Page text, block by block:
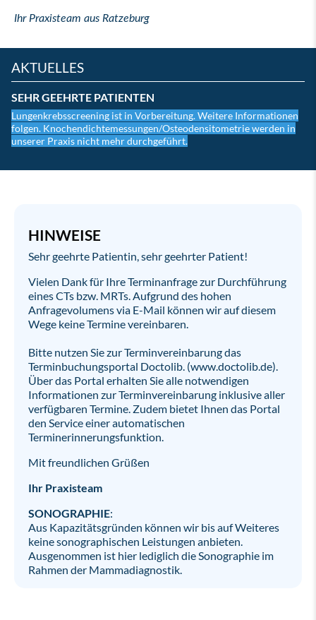
Ihr Praxisteam aus Ratzeburg
AKTUELLES
11.09.2025 08:24
SEHR GEEHRTE PATIENTEN
Lungenkrebsscreening ist in Vorbereitung. Weitere Informationen
folgen. Knochendichtemessungen/Osteodensitometrie werden in
unserer Praxis nicht mehr durchgeführt.
HINWEISE
Sehr geehrte Patientin, sehr geehrter Patient!
Vielen Dank für Ihre Terminanfrage zur Durchführung
eines CTs bzw. MRTs. Aufgrund des hohen
Anfragevolumens via E-Mail können wir auf diesem
Wege keine Termine vereinbaren.
Bitte nutzen Sie zur Terminvereinbarung das
Terminbuchungsportal Doctolib. (www.doctolib.de).
Über das Portal erhalten Sie alle notwendigen
Informationen zur Terminvereinbarung inklusive aller
verfügbaren Termine. Zudem bietet Ihnen das Portal
den Service einer automatischen
Terminerinnerungsfunktion.
Mit freundlichen Grüßen
Ihr Praxisteam
SONOGRAPHIE:
Aus Kapazitätsgründen können wir bis auf Weiteres
keine sonographischen Leistungen anbieten.
Ausgenommen ist hier lediglich die Sonographie im
Rahmen der Mammadiagnostik.